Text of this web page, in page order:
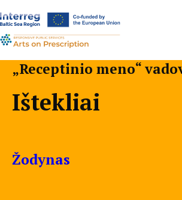
a- a+
„Receptinio meno“
Ištekliai
Žodynas